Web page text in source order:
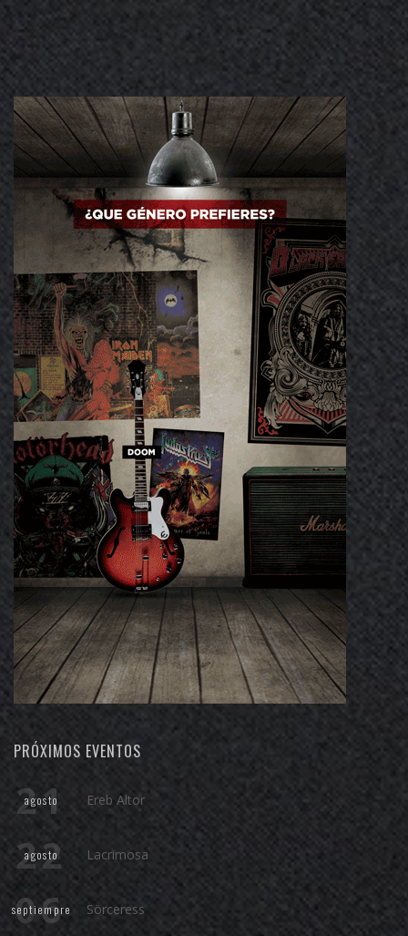
PRÓXIMOS EVENTOS
21
agosto Ereb Altor
22
agosto Lacrimosa
06
septiempre Sörceress